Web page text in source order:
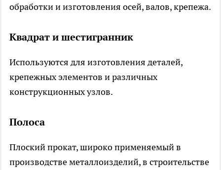
обработки и изготовления осей, валов, крепежа.
Квадрат и шестигранник
Используются для изготовления деталей,
крепежных элементов и различных
конструкционных узлов.
Полоса
Плоский прокат, широко применяемый в
производстве металлоизделий, в строительстве